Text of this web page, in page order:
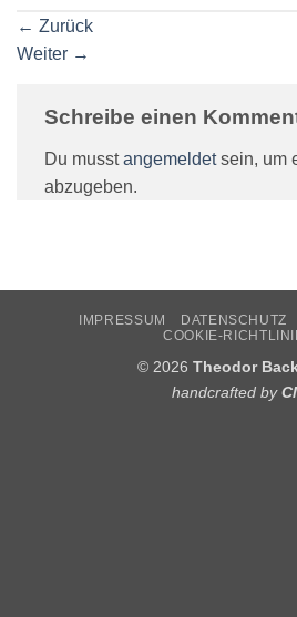
← Zurück
Weiter →
Schreibe einen
Du musstangemeldetsein, um
abzugeben.
IMPRESSUM DATENSCHUTZ
COOKIE-
© 2026 Theodor
handcrafted by